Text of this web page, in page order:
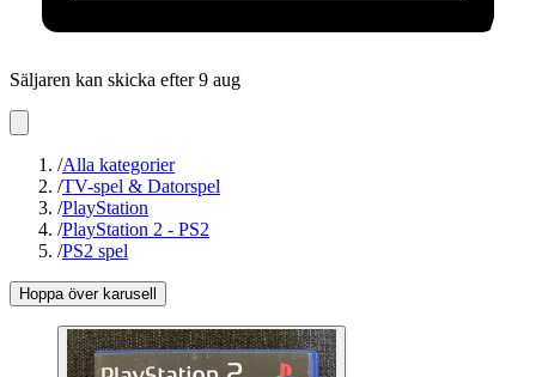
Säljaren kan skicka efter 9 aug
/Alla kategorier
/TV-spel & Datorspel
/PlayStation
/PlayStation 2 - PS2
/PS2 spel
Hoppa över karusell